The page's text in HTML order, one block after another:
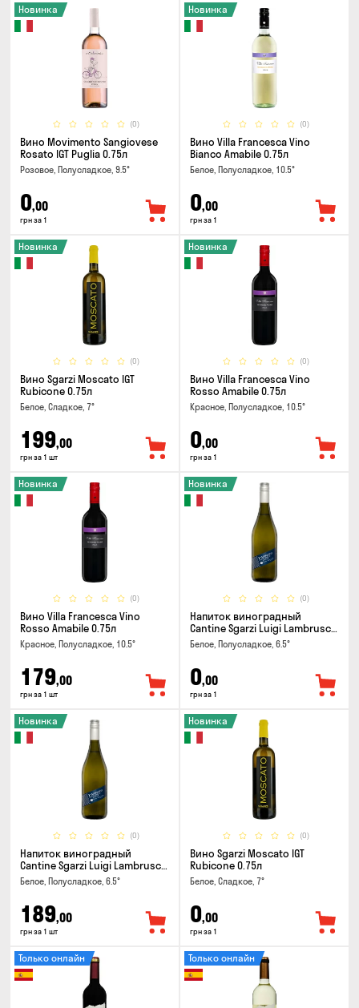
(0)
Новинка
Вино Movimento Sangiovese
Rosato IGT Puglia 0.75л
Розовое, Полусладкое, 9.5°
0,00
грн за 1
(0)
Новинка
Вино Villa Francesca Vino
Bianco Amabile 0.75л
Белое, Полусладкое, 10.5°
0,00
грн за 1
(0)
Новинка
Вино Sgarzi Moscato IGT
Rubicone 0.75л
Белое, Сладкое, 7°
199,00
грн за 1 шт
(0)
Новинка
Вино Villa Francesca Vino
Rosso Amabile 0.75л
Красное, Полусладкое, 10.5°
0,00
грн за 1
(0)
Новинка
Вино Villa Francesca Vino
Rosso Amabile 0.75л
Красное, Полусладкое, 10.5°
179,00
грн за 1 шт
(0)
Новинка
Напиток виноградный
Cantine Sgarzi Luigi Lambrusco
IGT Emilia Bianca Frizziante
0.75л
Белое, Полусладкое, 6.5°
0,00
грн за 1
(0)
Новинка
Напиток виноградный
Cantine Sgarzi Luigi Lambrusco
IGT Emilia Bianca Frizziante
0.75л
Белое, Полусладкое, 6.5°
189,00
грн за 1 шт
(0)
Новинка
Вино Sgarzi Moscato IGT
Rubicone 0.75л
Белое, Сладкое, 7°
0,00
грн за 1
Только онлайн Только онлайн